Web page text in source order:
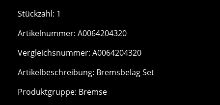
Stückzahl: 1
Artikelnummer: A0064204320
Vergleichsnummer: A0064204320
Artikelbeschreibung: Bremsbelag Set
Produktgruppe: Bremse